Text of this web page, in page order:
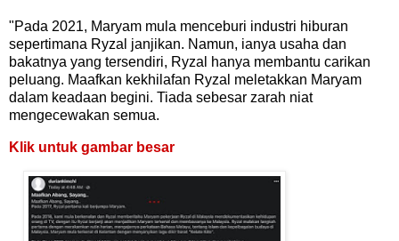
"Pada 2021, Maryam mula menceburi industri hiburan
sepertimana Ryzal janjikan. Namun, ianya usaha dan
bakatnya yang tersendiri, Ryzal hanya membantu carikan
peluang. Maafkan kekhilafan Ryzal meletakkan Maryam
dalam keadaan begini. Tiada sebesar zarah niat
mengecewakan semua.
Klik untuk gambar besar